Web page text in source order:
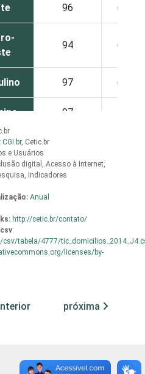
96 62
94 62
97 60
97
/
CGI.br, Cetic.br
e Usuários
digital, Acesso à Internet,
Indicadores
Anual
http://cetic.br/contato/
:
csv/tabela/4777/
licenses/by-
próxima